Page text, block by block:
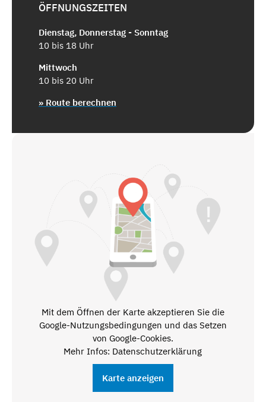
ÖFFNUNGSZEITEN
Dienstag, Donnerstag - Sonntag
10 bis 18 Uhr
Mittwoch
10 bis 20 Uhr
» Route berechnen
Mit dem Öffnen der Karte akzeptieren Sie die
Google-Nutzungsbedingungen und das Setzen
von Google-Cookies.
Mehr Infos: Datenschutzerklärung
Karte anzeigen